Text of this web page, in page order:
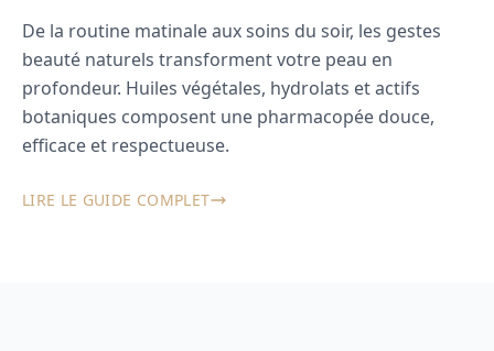
De la routine matinale aux soins du soir, les gestes
beauté naturels transforment votre peau en
profondeur. Huiles végétales, hydrolats et actifs
botaniques composent une pharmacopée douce,
efficace et respectueuse.
LIRE LE GUIDE COMPLET